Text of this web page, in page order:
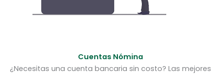
Cuentas Nómina
¿Necesitas una cuenta bancaria sin costo? Las mejores